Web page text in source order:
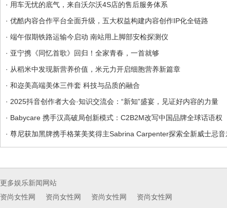
· 用车无忧的底气，来自沃尔沃4S店的售后服务体系
· 优酷内容合作平台全面升级，五大权益构建内容创作IP化全链路
· 端午假期铁路运输今启动 南站用上脚部安检探测仪
· 亚宁携《同忆首歌》回归！全家青春，一首就够
· 从稻米中发现新营养价值，米元力开启细胞营养新篇章
· 和迩美高端美体三件套 科技与品质的融合
· 2025抖音创作者大会·知识交流会：“新知”盛宴，见证好内容的力量
· Babycare 携手汉高破局创新模式：C2B2M改写中国品牌全球话语权
· 尊尼获加黑牌携手格莱美奖得主Sabrina Carpenter探索全新威士忌
更多娱乐新闻网站
资尚女性网
资尚女性网 资尚女性网 资尚女性网